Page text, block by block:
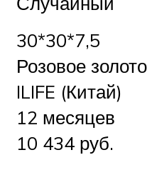
30*30*7,5
Розовое золото
ILIFE (Китай)
12 месяцев
10 434 руб.